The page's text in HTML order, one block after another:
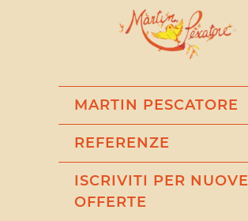
MARTIN PESCATORE
REFERENZE
ISCRIVITI PER NUOVE
OFFERTE